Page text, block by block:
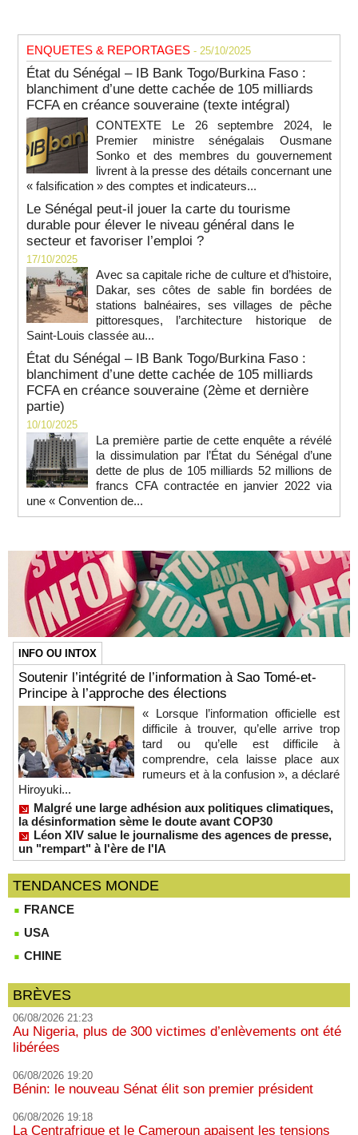
ENQUETES & REPORTAGES - 25/10/2025
État du Sénégal – IB Bank Togo/Burkina Faso :
blanchiment d’une dette cachée de 105 milliards
FCFA en créance souveraine (texte intégral)
CONTEXTE Le 26 septembre 2024, le
Premier ministre sénégalais Ousmane
Sonko et des membres du gouvernement
livrent à la presse des détails concernant une
« falsification » des comptes et indicateurs...
Le Sénégal peut-il jouer la carte du tourisme
durable pour élever le niveau général dans le
secteur et favoriser l’emploi ?
17/10/2025
Avec sa capitale riche de culture et d’histoire,
Dakar, ses côtes de sable fin bordées de
stations balnéaires, ses villages de pêche
pittoresques, l’architecture historique de
Saint-Louis classée au...
État du Sénégal – IB Bank Togo/Burkina Faso :
blanchiment d’une dette cachée de 105 milliards
FCFA en créance souveraine (2ème et dernière
partie)
10/10/2025
La première partie de cette enquête a révélé
la dissimulation par l’État du Sénégal d’une
dette de plus de 105 milliards 52 millions de
francs CFA contractée en janvier 2022 via
une « Convention de...
INFO OU INTOX
Soutenir l’intégrité de l’information à Sao Tomé-et-
Principe à l’approche des élections
« Lorsque l’information officielle est
difficile à trouver, qu’elle arrive trop
tard ou qu’elle est difficile à
comprendre, cela laisse place aux
rumeurs et à la confusion », a déclaré
Hiroyuki...
Malgré une large adhésion aux politiques climatiques,
la désinformation sème le doute avant COP30
Léon XIV salue le journalisme des agences de presse,
un "rempart" à l'ère de l'IA
TENDANCES MONDE
FRANCE
USA
CHINE
BRÈVES
06/08/2026 21:23
Au Nigeria, plus de 300 victimes d’enlèvements ont été
libérées
06/08/2026 19:20
Bénin: le nouveau Sénat élit son premier président
06/08/2026 19:18
La Centrafrique et le Cameroun apaisent les tensions